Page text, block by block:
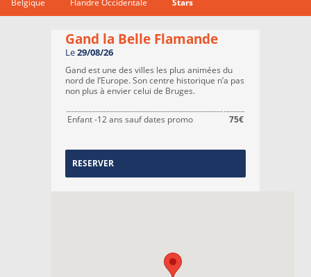
Belgique
Flandre Occidentale
Stars
Gand la Belle Flamande
Le29/08/26
Gand est une des villes les plus animées du
nord de l’Europe. Son centre historique n’a pas
non plus à envier celui de Bruges.
Enfant -12 ans sauf dates promo 75€
RESERVER